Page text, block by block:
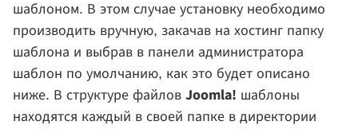
шаблоном. В этом случае установку необходимо
производить вручную, закачав на хостинг папку
шаблона и выбрав в панели администратора
шаблон по умолчанию, как это будет описано
ниже. В структуре файлов Joomla! шаблоны
находятся каждый в своей папке в директории